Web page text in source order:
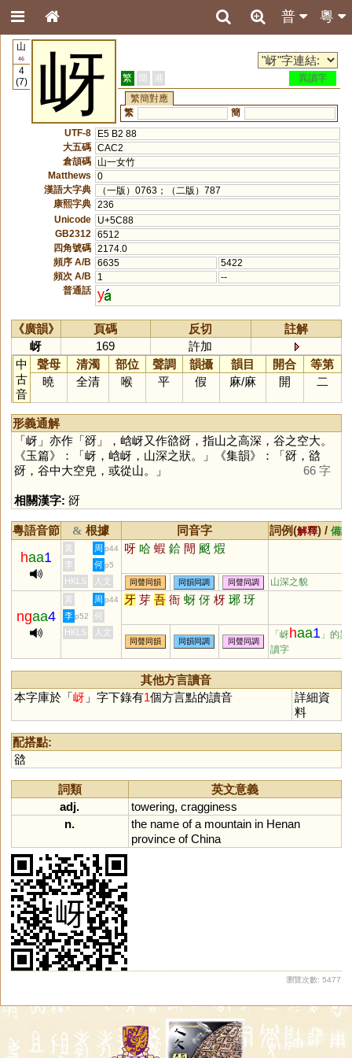
粵
普
山
46
4
(7)
岈 繁 簡 港
異讀字
繁簡對應
繁
簡
UTF-8
E5 B2 88
大五碼 CAC2
倉頡碼
山一女竹
Matthews
0
漢語大字典
（一版）0763；（二版）787
康熙字典 236
Unicode
U+5C88
GB2312
6512
四角號碼 2174.0
頻序 A/B
6635
5422
頻次 A/B
1
--
普通話 y
《廣韻》 頁碼 反切
註解
岈
169
許加
中
古
音
聲母 清濁 部位 聲調 韻攝 韻目 開合
等第
曉
全清 喉 平 假 麻/麻 開 二
形義通解
「 岈 」亦作「 谺」，㟏岈又作谽谺，指山之高深，谷之空大。
《玉篇》：「岈，㟏岈，山深之狀。」《集韻》：「谺，谽
谺，谷中大空皃，或從山。」
66 字
相關漢字: 谺
粵語音節 & 根據 同音字 詞例(解釋) / 備註
haa1
黃 周 p44 呀 哈 蝦 鉿 閜 颬 煆
李 何 p5
HKLS 人文 同聲同韻 同韻同調 同聲同調 山深之貌
ngaa4
黃 周 p44 牙 芽 吾 衙 蚜 伢 枒 琊 玡
李 p52
何
HKLS
人文
同聲同韻 同韻同調 同聲同調
「岈 haa1 」的異
讀字
其他方言讀音
本字庫於「岈 」字下錄有1個方言點的讀音
詳細資
料
配搭點:
谽
詞類
英文意義
adj.
towering, cragginess
n.
the name of a mountain in Henan
province of China
瀏覽次數: 5477